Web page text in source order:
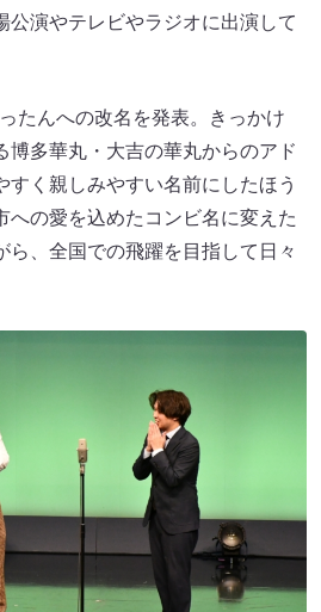
公演やテレビやラジオに出演して
たんへの改名を発表。きっかけ
博多華丸・大吉の華丸からのアド
すく親しみやすい名前にしたほう
への愛を込めたコンビ名に変えた
ら、全国での飛躍を目指して日々